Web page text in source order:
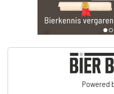
Powered